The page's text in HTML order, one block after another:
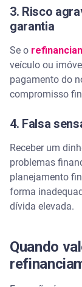
3. Risco
garantia
Se o
veículo ou
pagamento do
compromisso
4. Falsa
Receber um
problemas
planejamento
forma
dívida elevada.
Quando